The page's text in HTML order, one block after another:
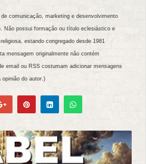
comunicação, marketing e desenvolvimento
Não possui formação ou título eclesiástico e
estando congregado desde 1981
mensagem originalmente não contém
email ou RSS costumam adicionar mensagens
opinião do autor.)